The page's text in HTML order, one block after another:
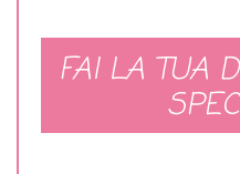
FAI LA TUA